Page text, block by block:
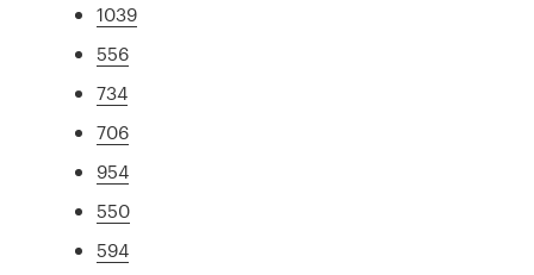
1039
556
734
706
954
550
594